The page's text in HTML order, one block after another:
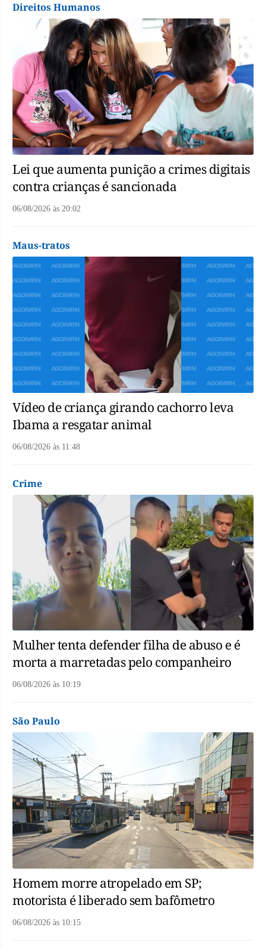
Direitos Humanos
Lei que aumenta punição a crimes digitais
contra crianças é sancionada
06/08/2026 às 20:02
Maus-tratos
Vídeo de criança girando cachorro leva
Ibama a resgatar animal
06/08/2026 às 11:48
Crime
Mulher tenta defender filha de abuso e é
morta a marretadas pelo companheiro
06/08/2026 às 10:19
São Paulo
Homem morre atropelado em SP;
motorista é liberado sem bafômetro
06/08/2026 às 10:15